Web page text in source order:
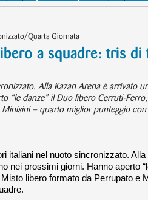
Quarta Giornata
a squadre: tris di
Alla Kazan Arena è arrivato
“le danze” il Duo libero Cerruti-
– quarto miglior punteggio
italiani nel nuoto sincronizzato.
nei prossimi giorni. Hanno aperto
libero formato da Perrupato e